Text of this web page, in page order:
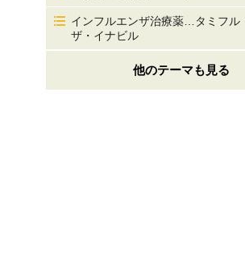
インフルエンザ治療薬…タミフル
ザ・イナビル
他のテーマも見る